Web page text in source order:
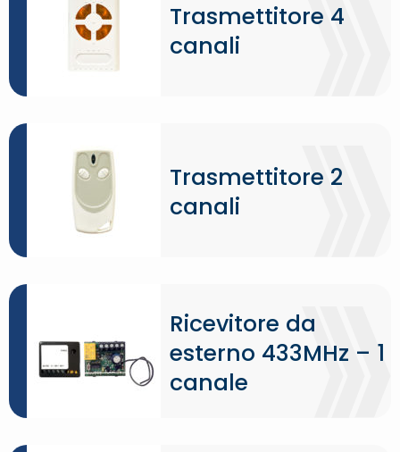
Trasmettitore 4
canali
Trasmettitore 2
canali
Ricevitore da
esterno 433MHz – 1
canale